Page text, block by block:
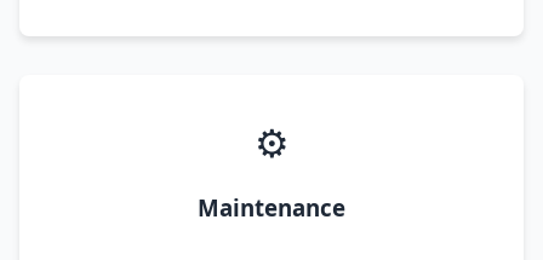
⚙️
Maintenance